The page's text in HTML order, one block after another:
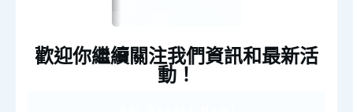
歡迎你繼續關注我們資訊和最新活
動！